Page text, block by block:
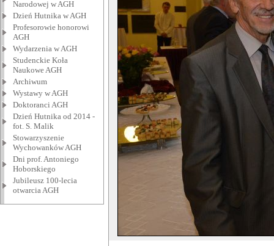
Narodowej w AGH
Dzień Hutnika w AGH
Profesorowie honorowi
AGH
Wydarzenia w AGH
Studenckie Koła
Naukowe AGH
Archiwum
Wystawy w AGH
Doktoranci AGH
Dzień Hutnika od 2014 -
fot. S. Malik
Stowarzyszenie
Wychowanków AGH
Dni prof. Antoniego
Hoborskiego
Jubileusz 100-lecia
otwarcia AGH